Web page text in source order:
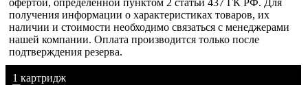
получения информации о характеристиках товаров, их
наличии и стоимости необходимо связаться с менеджерами
нашей компании. Оплата производится только после
подтверждения резерва.
1 картридж